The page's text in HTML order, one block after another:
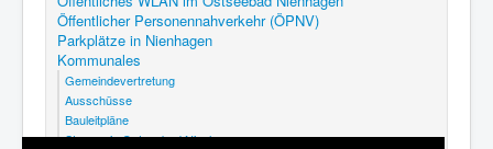
Öffentlicher Personennahverkehr (ÖPNV)
Parkplätze in Nienhagen
Kommunales
Gemeindevertretung
Ausschüsse
Bauleitpläne
Steuern in Ostseebad Nienhagen